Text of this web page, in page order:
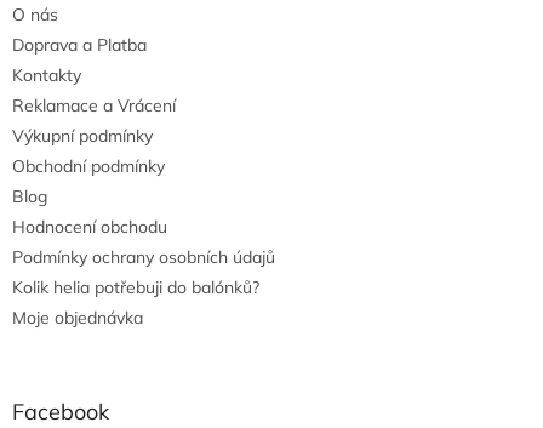
O nás
Doprava a Platba
Kontakty
Reklamace a Vrácení
Výkupní podmínky
Obchodní podmínky
Blog
Hodnocení obchodu
Podmínky ochrany osobních údajů
Kolik helia potřebuji do balónků?
Moje objednávka
Facebook